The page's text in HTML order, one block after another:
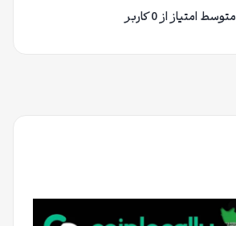
متوسط امتیاز از 0 کاربر